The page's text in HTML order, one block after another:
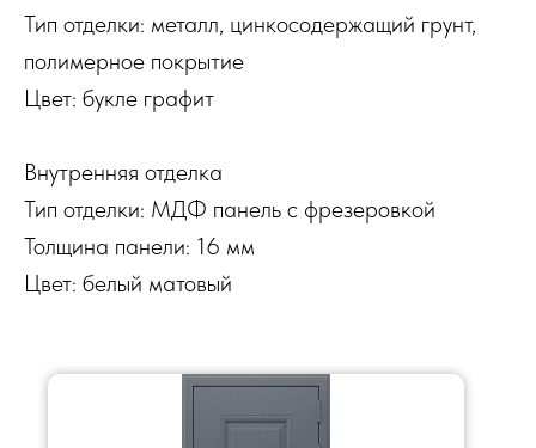
Тип отделки: металл, цинкосодержащий грунт,
полимерное покрытие
Цвет: букле графит
Внутренняя отделка
Тип отделки: МДФ панель с фрезеровкой
Толщина панели: 16 мм
Цвет: белый матовый